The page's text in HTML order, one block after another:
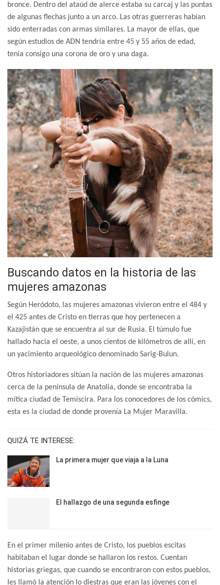
bronce. Dentro del ataúd de alerce estaba su carcaj y las puntas
de algunas flechas junto a un arco. Las otras guerreras habían
sido enterradas con armas similares. La mayor de ellas, que
según estudios de ADN tendría entre 45 y 55 años de edad,
tenía consigo una corona de oro y una daga.
Buscando datos en la historia de las
mujeres amazonas
Según Heródoto, las mujeres amazonas vivieron entre el 484 y
el 425 antes de Cristo en tierras que hoy pertenecen a
Kazajistán que se encuentra al sur de Rusia. El túmulo fue
hallado hacia el oeste, a unos cientos de kilómetros de allí, en
un yacimiento arqueológico denominado Sarig-Bulun.
Otros historiadores sitúan la nación de las mujeres amazonas
cerca de la península de Anatolia, donde se encontraba la
mítica ciudad de Temiscira. Para los conocedores de los cómics,
esta es la ciudad de donde provenía La Mujer Maravilla.
QUIZÁ TE INTERESE:
La primera mujer que viaja a la Luna
El hallazgo de una segunda esfinge
En el primer milenio antes de Cristo, los pueblos escitas
habitaban el lugar donde se hallaron los restos. Cuentan
historias griegas, que cuando se encontraron con estos pueblos,
les llamó la atención lo diestras que eran las jóvenes con el